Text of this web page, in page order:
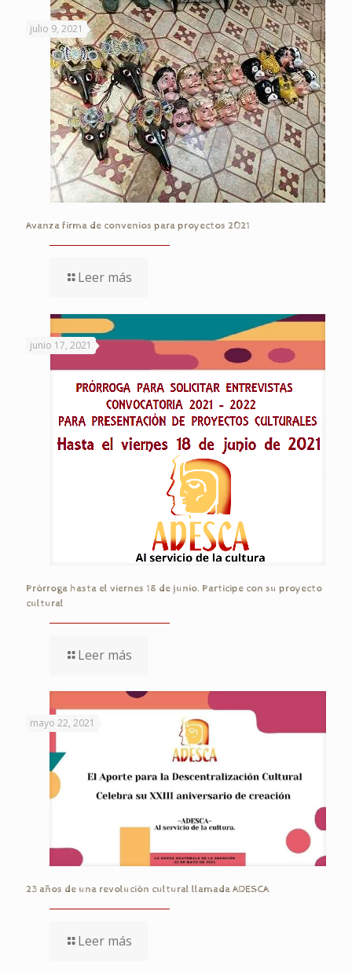
julio 9, 2021
Avanza firma de convenios para proyectos 2021
Leer más
junio 17, 2021
Prórroga hasta el viernes 18 de junio. Participe con su proyecto
cultural
Leer más
mayo 22, 2021
23 años de una revolución cultural llamada ADESCA
Leer más